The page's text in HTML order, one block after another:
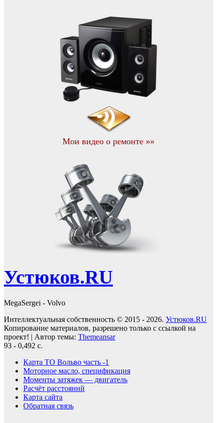
Мои видео о ремонте »»
Устюков.RU
MegaSergei - Volvo
Интеллектуальная собственность © 2015 - 2026. Устюков.RU
Копирование материалов, разрешено только с ссылкой на
проект! | Автор темы: Themeansar
93 - 0,492 с.
Карта ТО Вольво часть -1
Моторное масло, спецификация
Моменты затяжек — двигатель
Расчёт расстояний
Карта сайта
Обратная связь